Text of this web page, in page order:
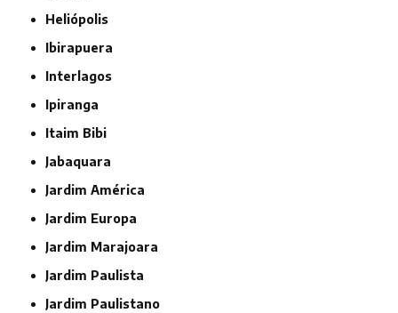
Heliópolis
Ibirapuera
Interlagos
Ipiranga
Itaim Bibi
Jabaquara
Jardim América
Jardim Europa
Jardim Marajoara
Jardim Paulista
Jardim Paulistano